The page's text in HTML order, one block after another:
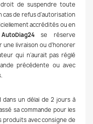
de suspendre toute
cas de refus d'autorisation
accrédités ou en
AutoDiag24se réserve
livraison ou d'honorer
qui n'aurait pas réglé
précédente ou avec
dans un délai de 2 jours à
sa commande pour les
produits avec consigne de